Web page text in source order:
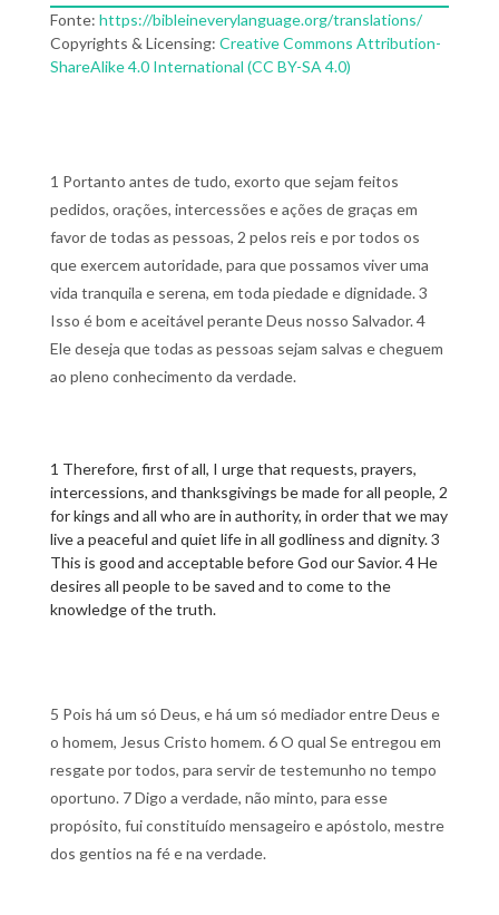
Fonte: https://bibleineverylanguage.org/translations/
Copyrights & Licensing: Creative Commons Attribution-
ShareAlike 4.0 International (CC BY-SA 4.0)
1 Portanto antes de tudo, exorto que sejam feitos
pedidos, orações, intercessões e ações de graças em
favor de todas as pessoas, 2 pelos reis e por todos os
que exercem autoridade, para que possamos viver uma
vida tranquila e serena, em toda piedade e dignidade. 3
Isso é bom e aceitável perante Deus nosso Salvador. 4
Ele deseja que todas as pessoas sejam salvas e cheguem
ao pleno conhecimento da verdade.
1 Therefore, first of all, I urge that requests, prayers,
intercessions, and thanksgivings be made for all people, 2
for kings and all who are in authority, in order that we may
live a peaceful and quiet life in all godliness and dignity. 3
This is good and acceptable before God our Savior. 4 He
desires all people to be saved and to come to the
knowledge of the truth.
5 Pois há um só Deus, e há um só mediador entre Deus e
o homem, Jesus Cristo homem. 6 O qual Se entregou em
resgate por todos, para servir de testemunho no tempo
oportuno. 7 Digo a verdade, não minto, para esse
propósito, fui constituído mensageiro e apóstolo, mestre
dos gentios na fé e na verdade.